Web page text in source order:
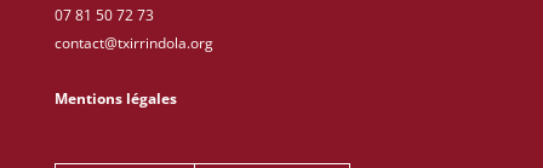
07 81 50 72 73
contact@txirrindola.org
Mentions légales